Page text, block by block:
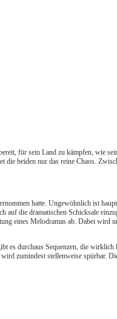
für sein Land zu kämpfen, wie
beiden nur das reine Chaos.
hatte. Ungewöhnlich ist
die dramatischen Schicksale
eines Melodramas ab. Dabei wird
durchaus Sequenzen, die
zumindest stellenweise spürbar.